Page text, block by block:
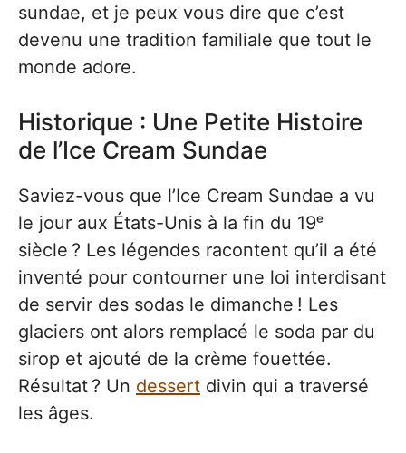
sundae, et je peux vous dire que c’est
devenu une tradition familiale que tout le
monde adore.
Historique : Une Petite Histoire
de l’Ice Cream Sundae
Saviez-vous que l’Ice Cream Sundae a vu
le jour aux États-Unis à la fin du 19ᵉ
siècle ? Les légendes racontent qu’il a été
inventé pour contourner une loi interdisant
de servir des sodas le dimanche ! Les
glaciers ont alors remplacé le soda par du
sirop et ajouté de la crème fouettée.
Résultat ? Un dessert divin qui a traversé
les âges.